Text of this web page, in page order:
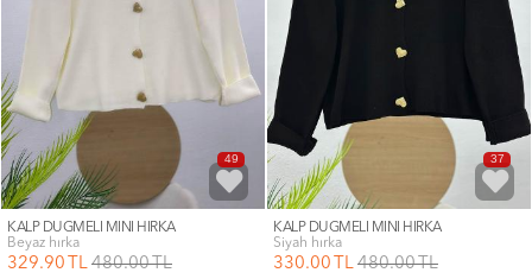
49
KALP DÜĞMELİ MİNİ HIRKA
beyaz hırka
329.90 TL 480.00TL
37
KALP DÜĞMELİ MİNİ HIRKA
siyah hırka
330.00 TL 480.00TL